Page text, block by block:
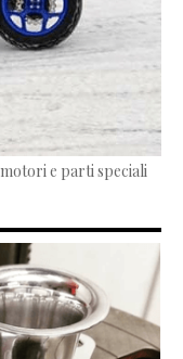
e parti speciali